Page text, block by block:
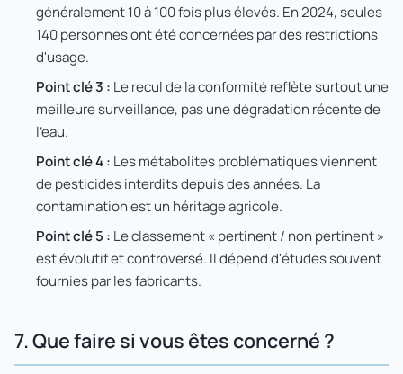
généralement 10 à 100 fois plus élevés. En 2024, seules
140 personnes ont été concernées par des restrictions
d'usage.
Point clé 3 : Le recul de la conformité reflète surtout une
meilleure surveillance, pas une dégradation récente de
l'eau.
Point clé 4 : Les métabolites problématiques viennent
de pesticides interdits depuis des années. La
contamination est un héritage agricole.
Point clé 5 : Le classement « pertinent / non pertinent »
est évolutif et controversé. Il dépend d'études souvent
fournies par les fabricants.
7. Que faire si vous êtes concerné ?